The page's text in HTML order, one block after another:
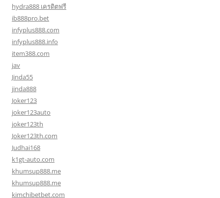
hydra888 เครดิตฟรี
ib888pro.bet
infyplus888.com
infyplus888.info
item388.com
jav
Jinda55
jinda888
Joker123
joker123auto
joker123th
Joker123th.com
Judhai168
k1gt-auto.com
khumsup888.me
khumsup888.me
kimchibetbet.com